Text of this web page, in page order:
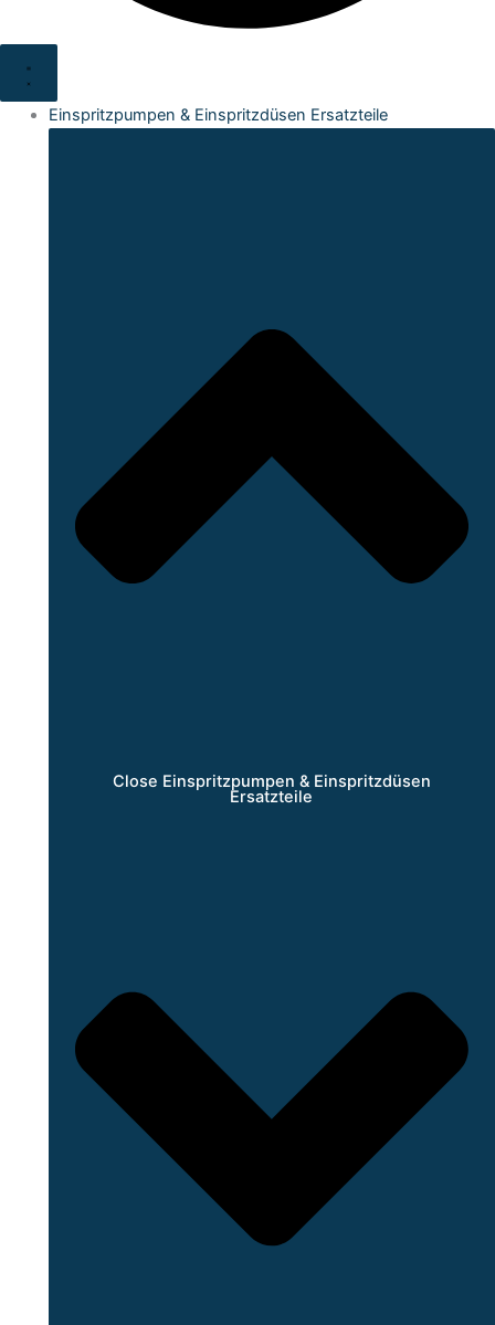
Einspritzpumpen & Einspritzdüsen Ersatzteile
Close Einspritzpumpen & Einspritzdüsen
Ersatzteile